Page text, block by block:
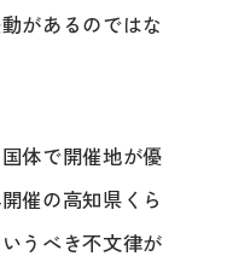
があるのではな
体で開催地が優
催の高知県くら
うべき不文律が